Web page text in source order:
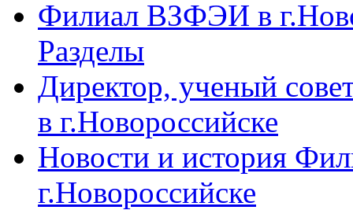
Филиал ВЗФЭИ в
Разделы
Директор, ученый
в г.Новороссийске
Новости и история
г.Новороссийске